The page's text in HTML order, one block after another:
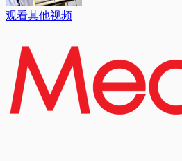
观看其他视频